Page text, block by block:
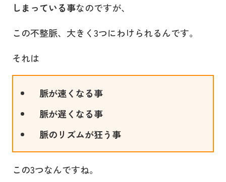
しまっている事なのですが、
この不整脈、大きく3つにわけられるんです。
それは
脈が速くなる事
脈が遅くなる事
脈のリズムが狂う事
この3つなんですね。